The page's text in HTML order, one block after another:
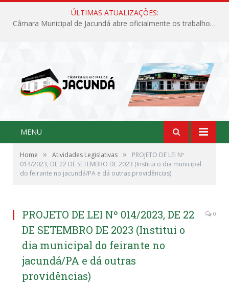
ÚLTIMAS ATUALIZAÇÕES:
Câmara Municipal de Jacundá abre oficialmente os trabalhos legislativos de 2026
MENU
Home » Atividades Legislativas »
PROJETO DE LEI Nº
014/2023, DE 22 DE SETEMBRO DE 2023 (Institui o dia municipal
do feirante no jacundá/PA e dá outras providências)
PROJETO DE LEI Nº 014/2023, DE 22
DE SETEMBRO DE 2023 (Institui o
dia municipal do feirante no
jacundá/PA e dá outras
providências)
0